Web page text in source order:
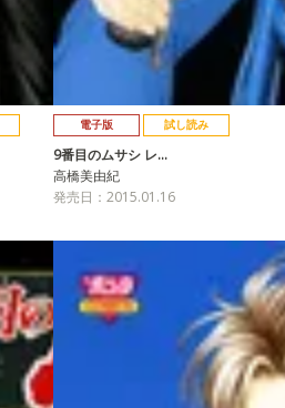
電子版 試し読み
9番目のムサシ レ…
高橋美由紀
発売日：2015.01.16